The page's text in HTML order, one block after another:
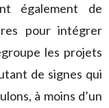
également de
pour intégrer
les projets
de signes qui
à moins d’un